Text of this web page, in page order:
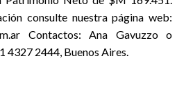
consulte nuestra página web:
Contactos: Ana Gavuzzo o
4327 2444, Buenos Aires.